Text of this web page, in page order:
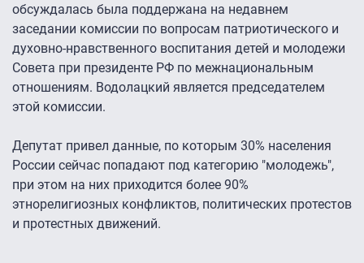
обсуждалась была поддержана на недавнем
заседании комиссии по вопросам патриотического и
духовно-нравственного воспитания детей и молодежи
Совета при президенте РФ по межнациональным
отношениям. Водолацкий является председателем
этой комиссии.
Депутат привел данные, по которым 30% населения
России сейчас попадают под категорию "молодежь",
при этом на них приходится более 90%
этнорелигиозных конфликтов, политических протестов
и протестных движений.